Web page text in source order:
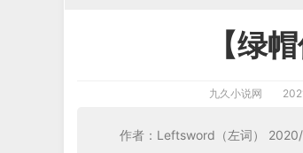
【绿
九久小说网
作者：Leftsword（左词）